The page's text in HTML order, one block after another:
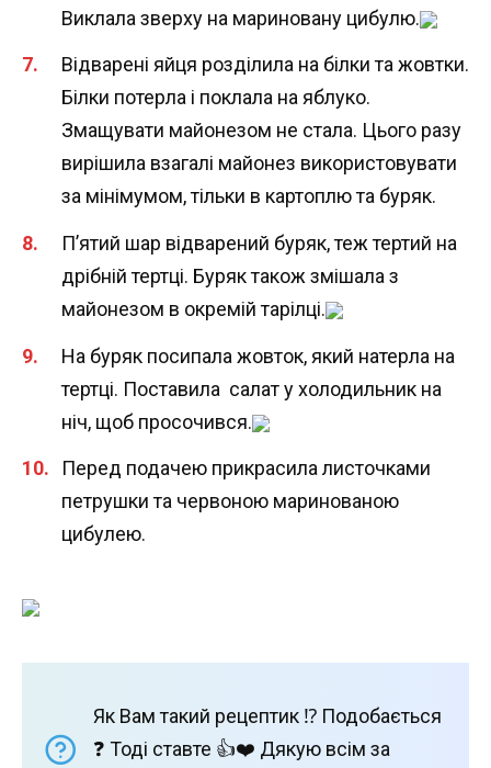
Виклала зверху на мариновану цибулю.
Відварені яйця розділила на білки та жовтки.
Білки потерла і поклала на яблуко.
Змащувати майонезом не стала. Цього разу
вирішила взагалі майонез використовувати
за мінімумом, тільки в картоплю та буряк.
П’ятий шар відварений буряк, теж тертий на
дрібній тертці. Буряк також змішала з
майонезом в окремій тарілці.
На буряк посипала жовток, який натерла на
тертці. Поставила салат у холодильник на
ніч, щоб просочився.
Перед подачею прикрасила листочками
петрушки та червоною маринованою
цибулею.
Як Вам такий рецептик ⁉️ Подобається
❓ Тоді ставте 👍❤️ Дякую всім за